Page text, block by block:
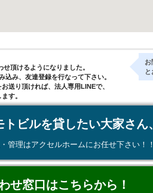
頂けるようになりました。
込み、友達登録を行なって下さい。
送り頂ければ、法人専用LINEで、
す。
お
トビルを貸したい大家さん
・管理はアクセルホームにお任せ下さ
せ窓口はこちらから！